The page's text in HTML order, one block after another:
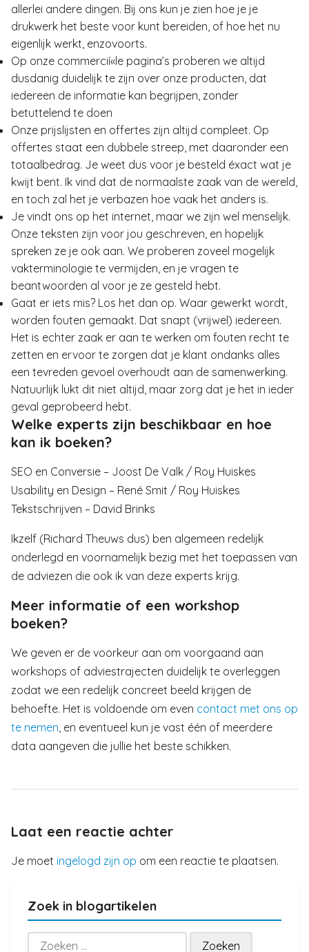
allerlei andere dingen. Bij ons kun je zien hoe je je
drukwerk het beste voor kunt bereiden, of hoe het nu
eigenlijk werkt, enzovoorts.
Op onze commercií«le pagina’s proberen we altijd
dusdanig duidelijk te zijn over onze producten, dat
iedereen de informatie kan begrijpen, zonder
betuttelend te doen
Onze prijslijsten en offertes zijn altijd compleet. Op
offertes staat een dubbele streep, met daaronder een
totaalbedrag. Je weet dus voor je besteld éxact wat je
kwijt bent. Ik vind dat de normaalste zaak van de wereld,
en toch zal het je verbazen hoe vaak het anders is.
Je vindt ons op het internet, maar we zijn wel menselijk.
Onze teksten zijn voor jou geschreven, en hopelijk
spreken ze je ook aan. We proberen zoveel mogelijk
vakterminologie te vermijden, en je vragen te
beantwoorden al voor je ze gesteld hebt.
Gaat er iets mis? Los het dan op. Waar gewerkt wordt,
worden fouten gemaakt. Dat snapt (vrijwel) iedereen.
Het is echter zaak er aan te werken om fouten recht te
zetten en ervoor te zorgen dat je klant ondanks alles
een tevreden gevoel overhoudt aan de samenwerking.
Natuurlijk lukt dit niet altijd, maar zorg dat je het in ieder
geval geprobeerd hebt.
Welke experts zijn beschikbaar en hoe
kan ik boeken?
SEO en Conversie – Joost De Valk / Roy Huiskes
Usability en Design – René Smit / Roy Huiskes
Tekstschrijven – David Brinks
Ikzelf (Richard Theuws dus) ben algemeen redelijk
onderlegd en voornamelijk bezig met het toepassen van
de adviezen die ook ik van deze experts krijg.
Meer informatie of een workshop
boeken?
We geven er de voorkeur aan om voorgaand aan
workshops of adviestrajecten duidelijk te overleggen
zodat we een redelijk concreet beeld krijgen de
behoefte. Het is voldoende om even contact met ons op
te nemen, en eventueel kun je vast één of meerdere
data aangeven die jullie het beste schikken.
Laat een reactie achter
Je moet ingelogd zijn op om een reactie te plaatsen.
Zoek in blogartikelen
Zoeken